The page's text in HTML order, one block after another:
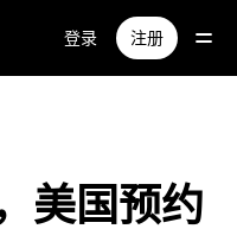
登录 注册
美国预约